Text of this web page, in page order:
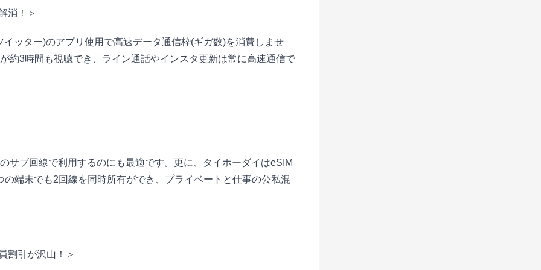
消！＞
ッター)のアプリ使用で高速データ通信枠(ギガ数)を消費しませ
約3時間も視聴でき、ライン通話やインスタ更新は常に高速通信で
サブ回線で利用するのにも最適です。更に、タイホーダイはeSIM
端末でも2回線を同時所有ができ、プライベートと仕事の公私混
割引が沢山！＞